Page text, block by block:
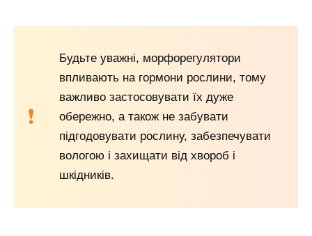
Будьте уважні, морфорегулятори
впливають на гормони рослини, тому
важливо застосовувати їх дуже
обережно, а також не забувати
підгодовувати рослину, забезпечувати
вологою і захищати від хвороб і
шкідників.